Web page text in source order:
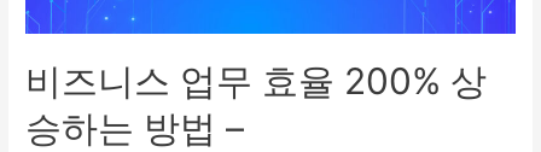
비즈니스 업무 효율 200% 상
승하는 방법 –